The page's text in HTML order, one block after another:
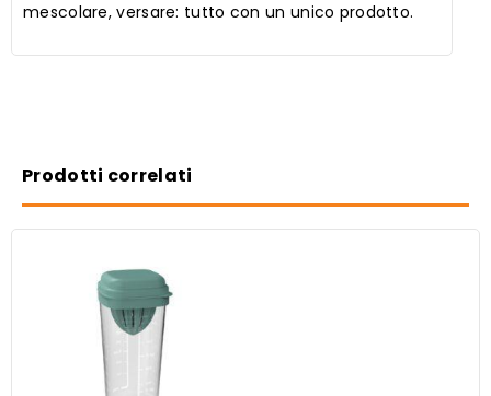
mescolare, versare: tutto con un unico prodotto.
Prodotti correlati